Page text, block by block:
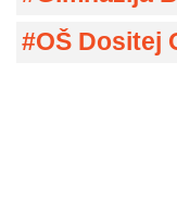
OŠ Dositej